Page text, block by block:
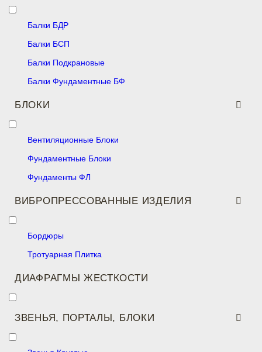
Балки БДР
Балки БСП
Балки Подкрановые
Балки Фундаментные БФ
БЛОКИ
Вентиляционные Блоки
Фундаментные Блоки
Фундаменты ФЛ
ВИБРОПРЕССОВАННЫЕ ИЗДЕЛИЯ
Бордюры
Тротуарная Плитка
ДИАФРАГМЫ ЖЕСТКОСТИ
ЗВЕНЬЯ, ПОРТАЛЫ, БЛОКИ